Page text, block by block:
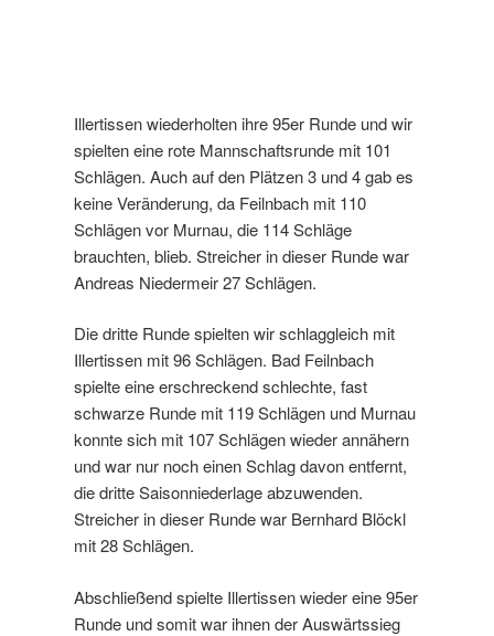
Illertissen wiederholten ihre 95er Runde und wir
spielten eine rote Mannschaftsrunde mit 101
Schlägen. Auch auf den Plätzen 3 und 4 gab es
keine Veränderung, da Feilnbach mit 110
Schlägen vor Murnau, die 114 Schläge
brauchten, blieb. Streicher in dieser Runde war
Andreas Niedermeir 27 Schlägen.
Die dritte Runde spielten wir schlaggleich mit
Illertissen mit 96 Schlägen. Bad Feilnbach
spielte eine erschreckend schlechte, fast
schwarze Runde mit 119 Schlägen und Murnau
konnte sich mit 107 Schlägen wieder annähern
und war nur noch einen Schlag davon entfernt,
die dritte Saisonniederlage abzuwenden.
Streicher in dieser Runde war Bernhard Blöckl
mit 28 Schlägen.
Abschließend spielte Illertissen wieder eine 95er
Runde und somit war ihnen der Auswärtssieg